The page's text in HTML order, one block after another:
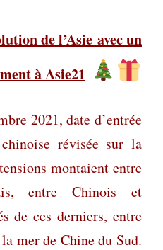
de l’Asie avec un
à Asie21
2021, date d’entrée
révisée sur la
montaient entre
entre Chinois et
de ces derniers, entre
mer de Chine du Sud.